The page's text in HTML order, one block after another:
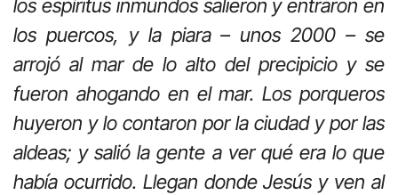
los espíritus inmundos salieron y entraron en
los puercos, y la piara – unos 2000 – se
arrojó al mar de lo alto del precipicio y se
fueron ahogando en el mar. Los porqueros
huyeron y lo contaron por la ciudad y por las
aldeas; y salió la gente a ver qué era lo que
había ocurrido. Llegan donde Jesús y ven al